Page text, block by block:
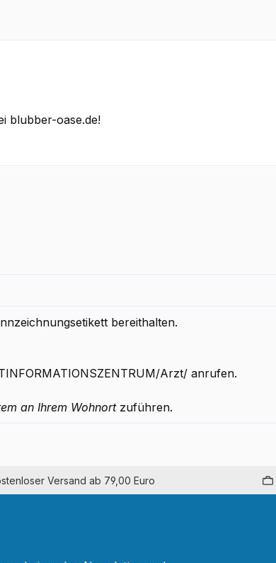
blubber-oase.de!
bereithalten.
Arzt/ anrufen.
an Ihrem Wohnortzuführen.
Versand ab 79,00 Euro